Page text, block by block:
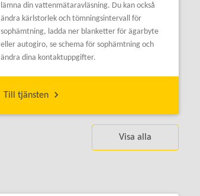
lämna din vattenmätaravläsning. Du kan också
ändra kärlstorlek och tömningsintervall för
sophämtning, ladda ner blanketter för ägarbyte
eller autogiro, se schema för sophämtning och
ändra dina kontaktuppgifter.
Till tjänsten
Visa alla